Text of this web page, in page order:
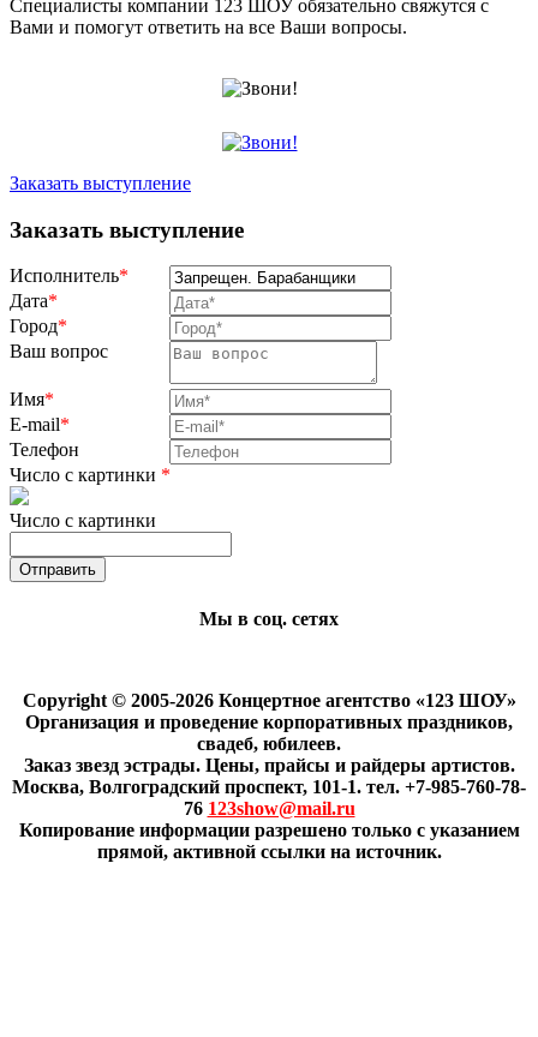
Специалисты компании 123 ШОУ обязательно свяжутся с
Вами и помогут ответить на все Ваши вопросы.
Заказать выступление
Заказать выступление
Исполнитель*
Дата*
Город*
Ваш вопрос
Имя*
E-mail*
Телефон
Число с картинки *
Число с картинки
Мы в соц. сетях
Copyright © 2005-2026 Концертное агентство «123 ШОУ»
Организация и проведение корпоративных праздников,
свадеб, юбилеев.
Заказ звезд эстрады. Цены, прайсы и райдеры артистов.
Москва, Волгоградский проспект, 101-1. тел. +7-985-760-78-
76 123show@mail.ru
Копирование информации разрешено только с указанием
прямой, активной ссылки на источник.